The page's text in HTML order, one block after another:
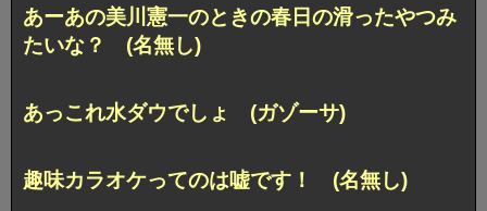
あーあの美川憲一のときの春日の滑ったやつみ
たいな？ (名無し)
あっこれ水ダウでしょ (ガゾーサ)
趣味カラオケってのは嘘です！ (名無し)